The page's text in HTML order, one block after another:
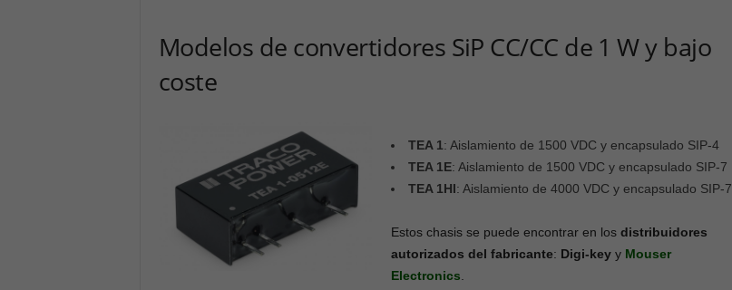
Modelos de convertidores SiP CC/CC de 1 W y bajo
coste
TEA 1: Aislamiento de 1500 VDC y encapsulado SIP-4
TEA 1E: Aislamiento de 1500 VDC y encapsulado SIP-7
TEA 1HI: Aislamiento de 4000 VDC y encapsulado SIP-7
Estos chasis se puede encontrar en los distribuidores
autorizados del fabricante: Digi-key y Mouser
Electronics